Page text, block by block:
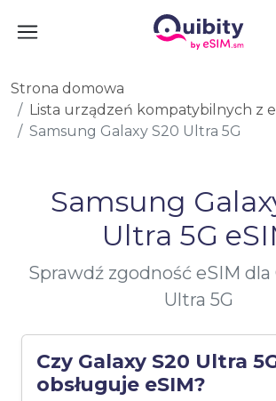
Strona domowa
Lista urządzeń kompatybilnych z
Samsung Galaxy S20 Ultra 5G
Samsung
Ultra 5G
Sprawdź zgodność eSIM dla
Ultra 5G
Czy Galaxy S20 Ultra
obsługuje eSIM?